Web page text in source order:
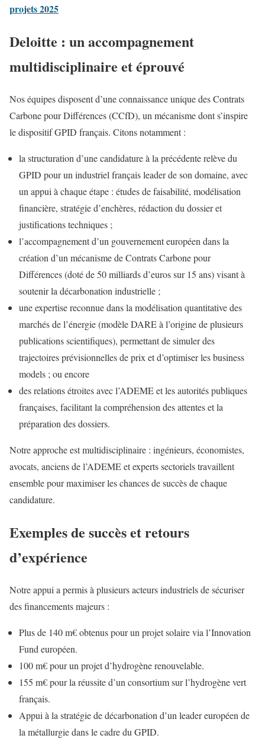
projets 2025
Deloitte : un accompagnement
multidisciplinaire et éprouvé
Nos équipes disposent d’une connaissance unique des Contrats
Carbone pour Différences (CCfD), un mécanisme dont s’inspire
le dispositif GPID français. Citons notamment :
la structuration d’une candidature à la précédente relève du
GPID pour un industriel français leader de son domaine, avec
un appui à chaque étape : études de faisabilité, modélisation
financière, stratégie d’enchères, rédaction du dossier et
justifications techniques ;
l’accompagnement d’un gouvernement européen dans la
création d’un mécanisme de Contrats Carbone pour
Différences (doté de 50 milliards d’euros sur 15 ans) visant à
soutenir la décarbonation industrielle ;
une expertise reconnue dans la modélisation quantitative des
marchés de l’énergie (modèle DARE à l’origine de plusieurs
publications scientifiques), permettant de simuler des
trajectoires prévisionnelles de prix et d’optimiser les business
models ; ou encore
des relations étroites avec l’ADEME et les autorités publiques
françaises, facilitant la compréhension des attentes et la
préparation des dossiers.
Notre approche est multidisciplinaire : ingénieurs, économistes,
avocats, anciens de l’ADEME et experts sectoriels travaillent
ensemble pour maximiser les chances de succès de chaque
candidature.
Exemples de succès et retours
d’expérience
Notre appui a permis à plusieurs acteurs industriels de sécuriser
des financements majeurs :
Plus de 140 m€ obtenus pour un projet solaire via l’Innovation
Fund européen.
100 m€ pour un projet d’hydrogène renouvelable.
155 m€ pour la réussite d’un consortium sur l’hydrogène vert
français.
Appui à la stratégie de décarbonation d’un leader européen de
la métallurgie dans le cadre du GPID.